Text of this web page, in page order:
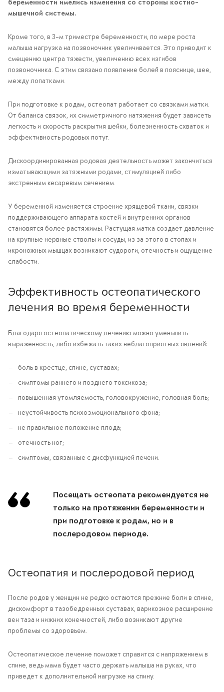
беременности имелись изменения со стороны костно-
мышечной системы.
Кроме того, в 3-м триместре беременности, по мере роста
малыша нагрузка на позвоночник увеличивается. Это приводит к
смещению центра тяжести, увеличению всех изгибов
позвоночника. С этим связано появление болей в пояснице, шее,
между лопатками.
При подготовке к родам, остеопат работает со связками матки.
От баланса связок, их симметричного натяжения будет зависеть
легкость и скорость раскрытия шейки, болезненность схваток и
эффективность родовых потуг.
Дискоординированная родовая деятельность может закончиться
изматывающими затяжными родами, стимуляцией либо
экстренным кесаревым сечением.
У беременной изменяется строение хрящевой ткани, связки
поддерживающего аппарата костей и внутренних органов
становятся более растяжимы. Растущая матка создает давление
на крупные нервные стволы и сосуды, из за этого в стопах и
икроножных мышцах возникают судороги, отечность и ощущение
слабости.
Эффективность остеопатического
лечения во время беременности
Благодаря остеопатическому лечению можно уменьшить
выраженность, либо избежать таких неблагоприятных явлений:
боль в крестце, спине, суставах;
симптомы раннего и позднего токсикоза;
повышенная утомляемость, головокружение, головная боль;
неустойчивость психоэмоционального фона;
не правильное положение плода;
отечность ног;
симптомы, связанные с дисфункцией печени.
Посещать остеопата рекомендуется не
только на протяжении беременности и
при подготовке к родам, но и в
послеродовом периоде.
Остеопатия и послеродовой период
После родов у женщин не редко остаются прежние боли в спине,
дискомфорт в тазобедренных суставах, варикозное расширение
вен таза и нижних конечностей, либо возникают другие
проблемы со здоровьем.
Остеопатическое лечение поможет справится с напряжением в
спине, ведь мама будет часто держать малыша на руках, что
приведет к дополнительной нагрузке на спину.